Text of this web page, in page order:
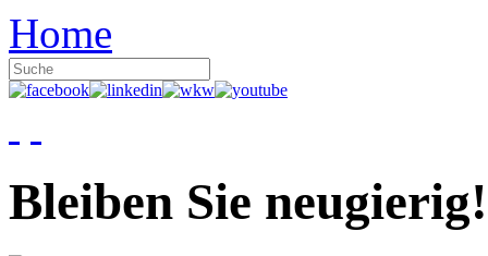
Home
Bleiben Sie neugierig!